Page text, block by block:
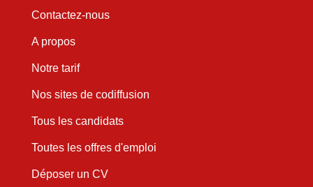
Contactez-nous
A propos
Notre tarif
Nos sites de codiffusion
Tous les candidats
Toutes les offres d'emploi
Déposer un CV